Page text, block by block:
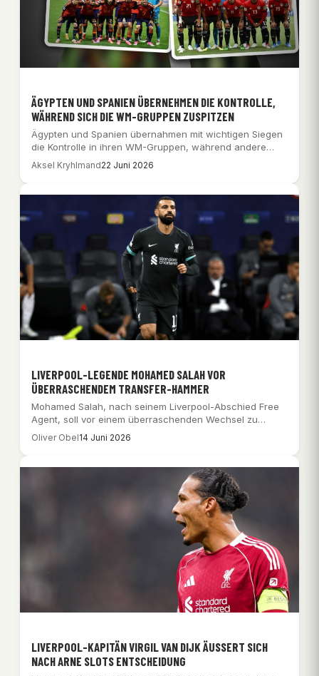
ÄGYPTEN UND SPANIEN ÜBERNEHMEN DIE KONTROLLE,
WÄHREND SICH DIE WM-GRUPPEN ZUSPITZEN
Ägypten und Spanien übernahmen mit wichtigen Siegen
die Kontrolle in ihren WM-Gruppen, während andere
Gruppen…
Aksel Kryhlmand22 Juni 2026
LIVERPOOL-LEGENDE MOHAMED SALAH VOR
ÜBERRASCHENDEM TRANSFER-HAMMER
Mohamed Salah, nach seinem Liverpool-Abschied Free
Agent, soll vor einem überraschenden Wechsel zu
Fenerbahçe stehen,…
Oliver Obel14 Juni 2026
LIVERPOOL-KAPITÄN VIRGIL VAN DIJK ÄUSSERT SICH N
ACH ARNE SLOTS ENTSCHEIDUNG